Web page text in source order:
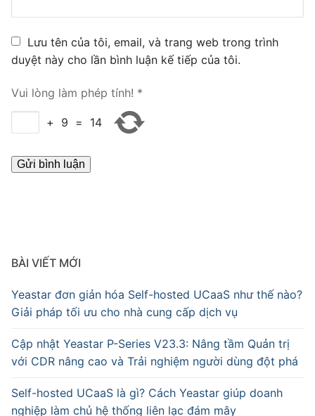
Lưu tên của tôi, email, và trang web trong trình
duyệt này cho lần bình luận kế tiếp của tôi.
Vui lòng làm phép tính! *
+ 9 = 14
BÀI VIẾT MỚI
Yeastar đơn giản hóa Self-hosted UCaaS như thế nào?
Giải pháp tối ưu cho nhà cung cấp dịch vụ
Cập nhật Yeastar P-Series V23.3: Nâng tầm Quản trị
với CDR nâng cao và Trải nghiệm người dùng đột phá
Self-hosted UCaaS là gì? Cách Yeastar giúp doanh
nghiệp làm chủ hệ thống liên lạc đám mây